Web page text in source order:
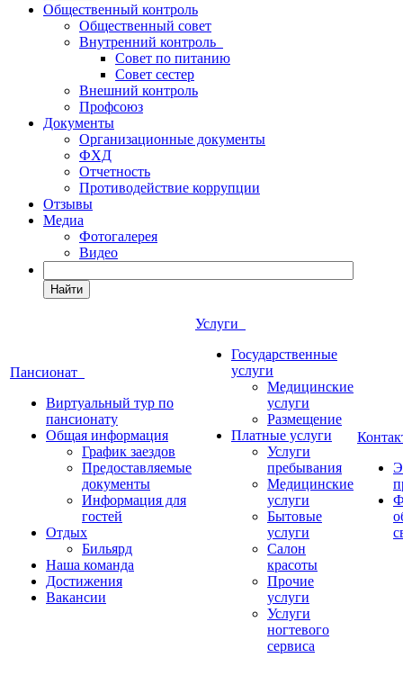
Общественный контроль
Общественный совет
Внутренний контроль
Совет по питанию
Совет сестер
Внешний контроль
Профсоюз
Документы
Организационные документы
ФХД
Отчетность
Противодействие коррупции
Отзывы
Медиа
Фотогалерея
Видео
Найти
Пансионат
Виртуальный тур по
пансионату
Общая информация
График заездов
Предоставляемые
документы
Информация для
гостей
Отдых
Бильярд
Наша команда
Достижения
Вакансии
Услуги
Государственные
услуги
Медицинские
услуги
Размещение
Платные услуги
Услуги
пребывания
Медицинские
услуги
Бытовые
услуги
Салон
красоты
Прочие
услуги
Услуги
ногтевого
сервиса